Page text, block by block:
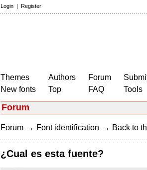
Login | Register
Themes
New fonts
Authors
Top
Forum
FAQ
Tools
Forum
Forum → Font identification → Back to
¿Cual es esta fuente?